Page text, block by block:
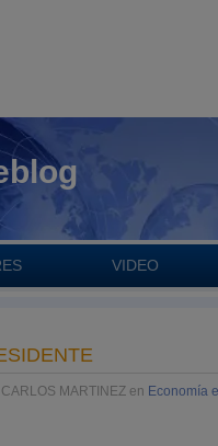
VIDEO
MARTINEZ en Economía